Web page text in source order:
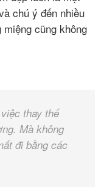
chú ý đến nhiều
cũng không
thay thế
Mà không
đi bằng các